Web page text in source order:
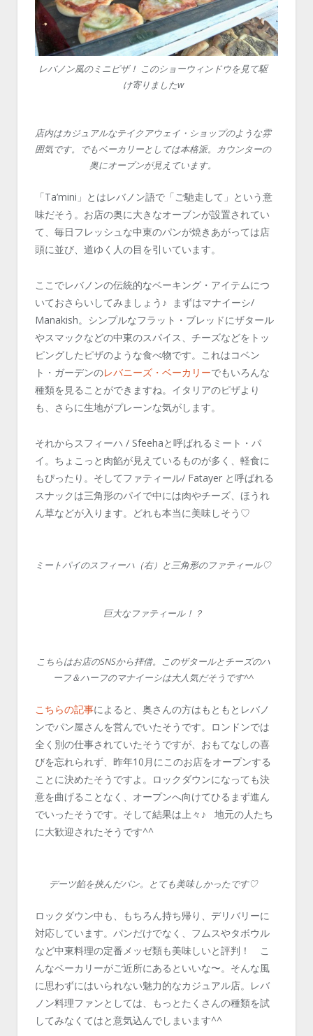
レバノン風のミニピザ！ このショーウィンドウを見て駆
け寄りましたw
店内はカジュアルなテイクアウェイ・ショップのような雰
囲気です。でもベーカリーとしては本格派。カウンターの
奥にオーブンが見えています。
「Ta’mini」とはレバノン語で「ご馳走して」という意
味だそう。お店の奥に大きなオーブンが設置されてい
て、毎日フレッシュな中東のパンが焼きあがっては店
頭に並び、道ゆく人の目を引いています。
ここでレバノンの伝統的なベーキング・アイテムにつ
いておさらいしてみましょう♪ まずはマナイーシ/
Manakish。シンプルなフラット・ブレッドにザタール
やスマックなどの中東のスパイス、チーズなどをトッ
ピングしたピザのような食べ物です。これはコベン
ト・ガーデンのレバニーズ・ベーカリーでもいろんな
種類を見ることができますね。イタリアのピザより
も、さらに生地がプレーンな気がします。
それからスフィーハ / Sfeehaと呼ばれるミート・パ
イ。ちょこっと肉餡が見えているものが多く、軽食に
もぴったり。そしてファティール/ Fatayer と呼ばれる
スナックは三角形のパイで中には肉やチーズ、ほうれ
ん草などが入ります。どれも本当に美味しそう♡
ミートパイのスフィーハ（右）と三角形のファティール♡
巨大なファティール！？
こちらはお店のSNSから拝借。このザタールとチーズのハ
ーフ＆ハーフのマナイーシは大人気だそうです^^
こちらの記事によると、奥さんの方はもともとレバノ
ンでパン屋さんを営んでいたそうです。ロンドンでは
全く別の仕事されていたそうですが、おもてなしの喜
びを忘れられず、昨年10月にこのお店をオープンする
ことに決めたそうですよ。ロックダウンになっても決
意を曲げることなく、オープンへ向けてひるまず進ん
でいったそうです。そして結果は上々♪ 地元の人たち
に大歓迎されたそうです^^
デーツ餡を挟んだパン。とても美味しかったです♡
ロックダウン中も、もちろん持ち帰り、デリバリーに
対応しています。パンだけでなく、フムスやタボウル
など中東料理の定番メッゼ類も美味しいと評判！ こ
んなベーカリーがご近所にあるといいな〜。そんな風
に思わずにはいられない魅力的なカジュアル店。レバ
ノン料理ファンとしては、もっとたくさんの種類を試
してみなくてはと意気込んでしまいます^^